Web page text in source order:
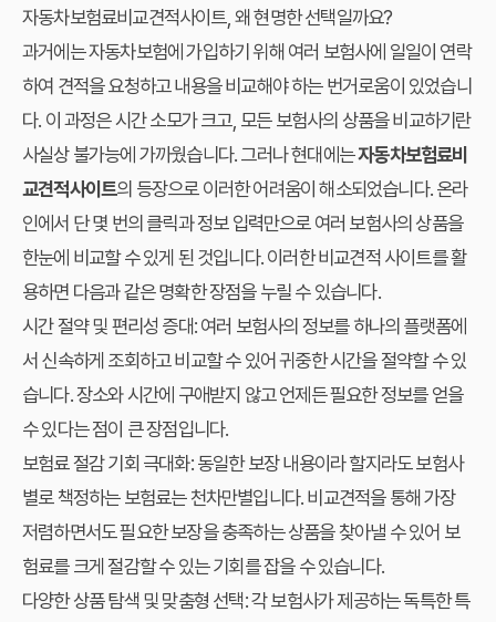
자동차보험료비교견적사이트, 왜 현명한 선택일까요?
과거에는 자동차보험에 가입하기 위해 여러 보험사에 일일이 연락
하여 견적을 요청하고 내용을 비교해야 하는 번거로움이 있었습니
다. 이 과정은 시간 소모가 크고, 모든 보험사의 상품을 비교하기란
사실상 불가능에 가까웠습니다. 그러나 현대에는자동차보험료비
교견적사이트의 등장으로 이러한 어려움이 해소되었습니다. 온라
인에서 단 몇 번의 클릭과 정보 입력만으로 여러 보험사의 상품을
한눈에 비교할 수 있게 된 것입니다. 이러한 비교견적 사이트를 활
용하면 다음과 같은 명확한 장점을 누릴 수 있습니다.
시간 절약 및 편리성 증대: 여러 보험사의 정보를 하나의 플랫폼에
서 신속하게 조회하고 비교할 수 있어 귀중한 시간을 절약할 수 있
습니다. 장소와 시간에 구애받지 않고 언제든 필요한 정보를 얻을
수 있다는 점이 큰 장점입니다.
보험료 절감 기회 극대화: 동일한 보장 내용이라 할지라도 보험사
별로 책정하는 보험료는 천차만별입니다. 비교견적을 통해 가장
저렴하면서도 필요한 보장을 충족하는 상품을 찾아낼 수 있어 보
험료를 크게 절감할 수 있는 기회를 잡을 수 있습니다.
다양한 상품 탐색 및 맞춤형 선택: 각 보험사가 제공하는 독특한 특